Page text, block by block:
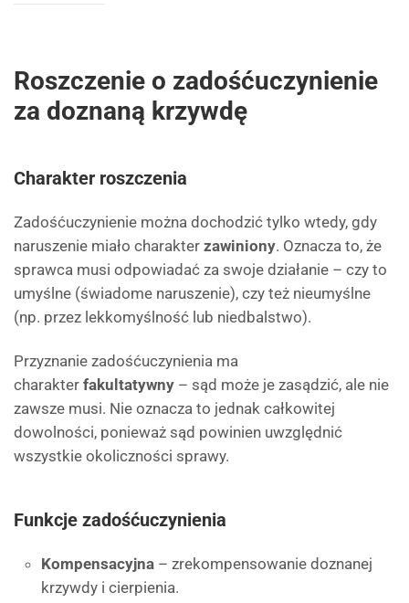
Roszczenie o zadośćuczynienie
za doznaną krzywdę
Charakter roszczenia
Zadośćuczynienie można dochodzić tylko wtedy, gdy
naruszenie miało charakter zawiniony. Oznacza to, że
sprawca musi odpowiadać za swoje działanie – czy to
umyślne (świadome naruszenie), czy też nieumyślne
(np. przez lekkomyślność lub niedbalstwo).
Przyznanie zadośćuczynienia ma
charakter fakultatywny – sąd może je zasądzić, ale nie
zawsze musi. Nie oznacza to jednak całkowitej
dowolności, ponieważ sąd powinien uwzględnić
wszystkie okoliczności sprawy.
Funkcje zadośćuczynienia
Kompensacyjna – zrekompensowanie doznanej
krzywdy i cierpienia.